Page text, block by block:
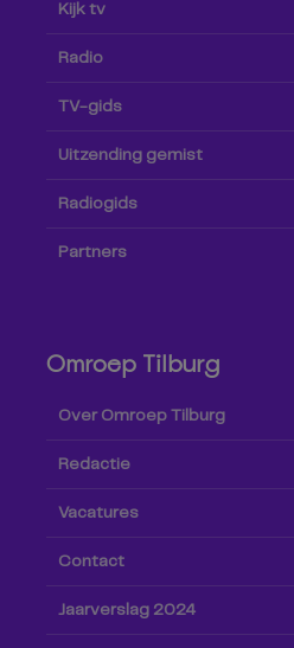
Kijk tv
Radio
TV-gids
Uitzending gemist
Radiogids
Partners
Omroep Tilburg
Over Omroep Tilburg
Redactie
Vacatures
Contact
Jaarverslag 2024